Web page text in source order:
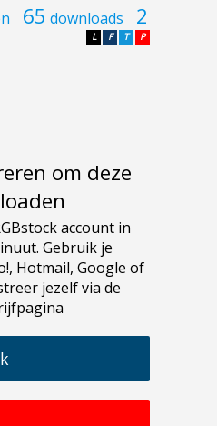
65 downloads 2
P
T
F
L
om deze